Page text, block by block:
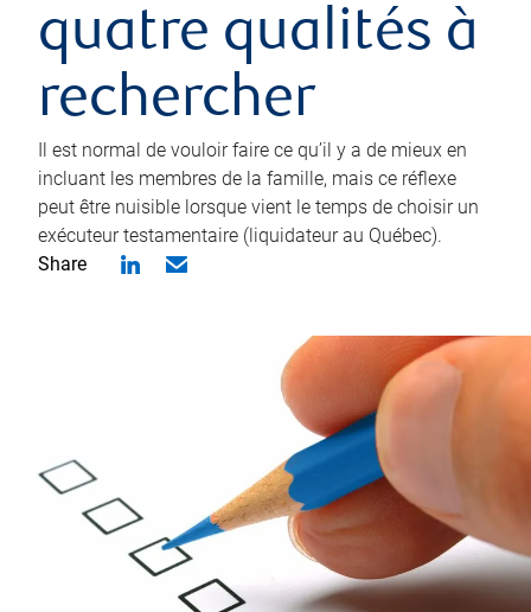
quatre qualités à
rechercher
Il est normal de vouloir faire ce qu’il y a de mieux en
incluant les membres de la famille, mais ce réflexe
peut être nuisible lorsque vient le temps de choisir un
exécuteur testamentaire (liquidateur au Québec).
Share